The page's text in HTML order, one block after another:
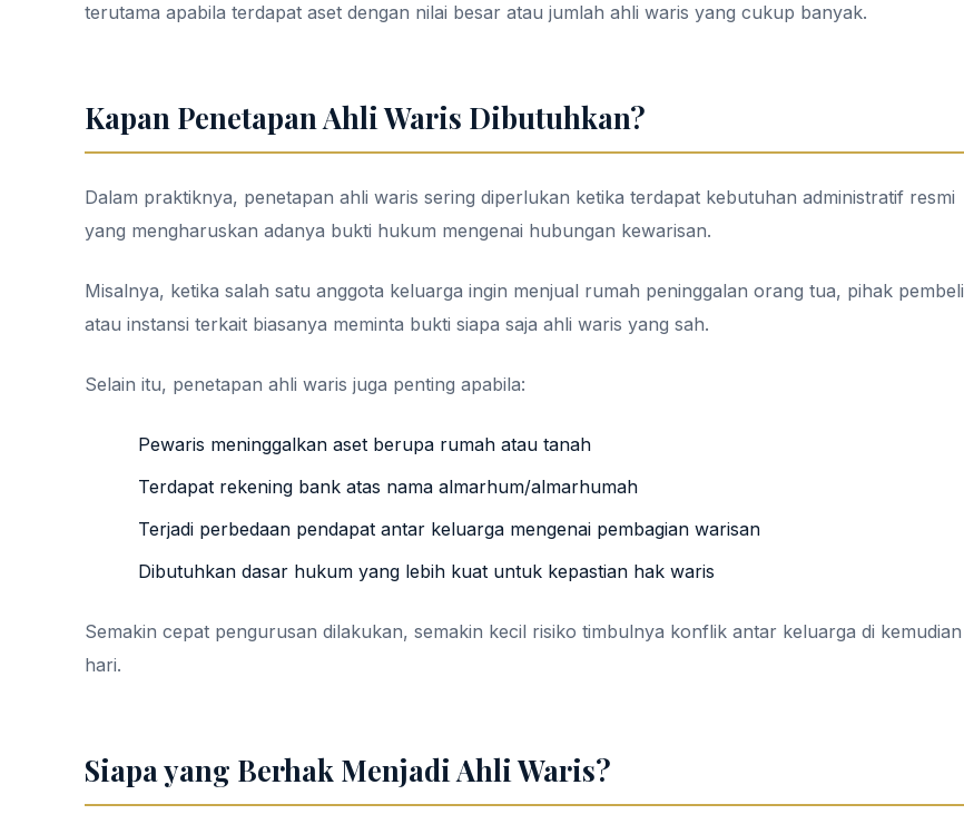
terutama apabila terdapat aset dengan nilai besar atau jumlah ahli waris yang cukup banyak.
Kapan Penetapan Ahli Waris Dibutuhkan?
Dalam praktiknya, penetapan ahli waris sering diperlukan ketika terdapat kebutuhan administratif resmi
yang mengharuskan adanya bukti hukum mengenai hubungan kewarisan.
Misalnya, ketika salah satu anggota keluarga ingin menjual rumah peninggalan orang tua, pihak pembeli
atau instansi terkait biasanya meminta bukti siapa saja ahli waris yang sah.
Selain itu, penetapan ahli waris juga penting apabila:
Pewaris meninggalkan aset berupa rumah atau tanah
Terdapat rekening bank atas nama almarhum/almarhumah
Terjadi perbedaan pendapat antar keluarga mengenai pembagian warisan
Dibutuhkan dasar hukum yang lebih kuat untuk kepastian hak waris
Semakin cepat pengurusan dilakukan, semakin kecil risiko timbulnya konflik antar keluarga di kemudian
hari.
Siapa yang Berhak Menjadi Ahli Waris?